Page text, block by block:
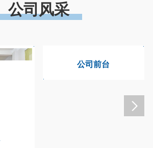
公司风采
公司前台